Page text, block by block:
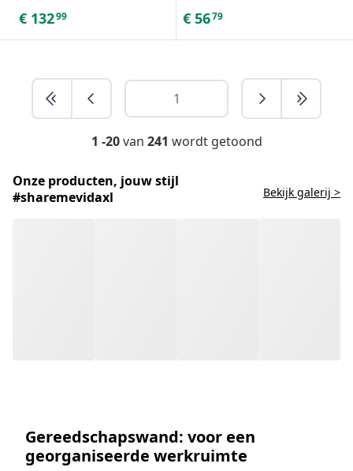
€ 13299 € 5679
1 -20van 241 wordt getoond
Onze producten, jouw stijl
#sharemevidaxl
Bekijk galerij >
Gereedschapswand: voor een
georganiseerde werkruimte